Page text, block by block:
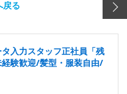
戻る
入力スタッフ正社員「残
験歓迎/髪型・服装自由/